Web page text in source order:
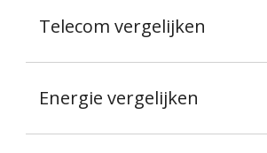
Telecom vergelijken
Energie vergelijken